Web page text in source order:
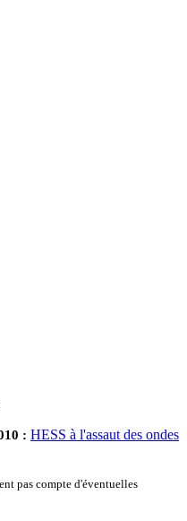
: HESS à l'assaut des ondes
pas compte d'éventuelles